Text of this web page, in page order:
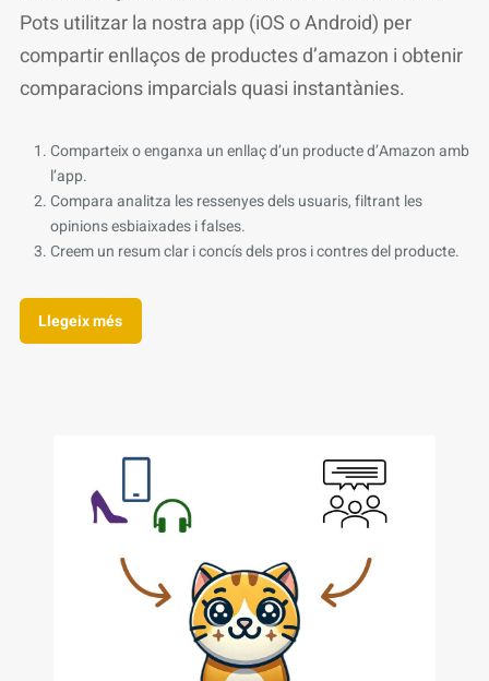
Pots utilitzar la nostra app (iOS o Android) per
compartir enllaços de productes d’amazon i obtenir
comparacions imparcials quasi instantànies.
Comparteix o enganxa un enllaç d’un producte d’Amazon amb
l’app.
Compara analitza les ressenyes dels usuaris, filtrant les
opinions esbiaixades i falses.
Creem un resum clar i concís dels pros i contres del producte.
Llegeix més